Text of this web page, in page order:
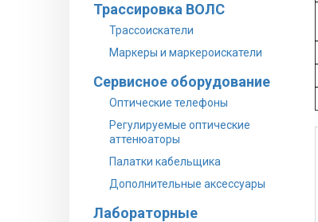
Трассировка ВОЛС
Трассоискатели
Маркеры и маркероискатели
Сервисное оборудование
Оптические телефоны
Регулируемые оптические
аттенюаторы
Палатки кабельщика
Дополнительные аксессуары
Лабораторные